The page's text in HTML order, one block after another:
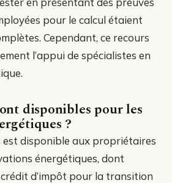
pour le calcul étaient
Cependant, ce recours
l’appui de spécialistes en
disponibles pour les
?
est disponible aux propriétaires
énergétiques, dont
crédit d’impôt pour la transition